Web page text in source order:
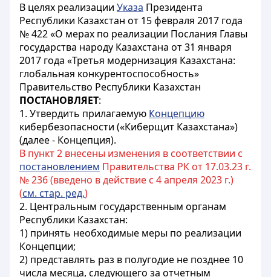
В целях реализации Указа Президента
Республики Казахстан от 15 февраля 2017 года
№ 422 «О мерах по реализации Послания Главы
государства народу Казахстана от 31 января
2017 года «Третья модернизация Казахстана:
глобальная конкурентоспособность»
Правительство Республики Казахстан
ПОСТАНОВЛЯЕТ:
1. Утвердить прилагаемую Концепцию
кибербезопасности («Киберщит Казахстана»)
(далее - Концепция).
В пункт 2 внесены изменения в соответствии с
постановлением Правительства РК от 17.03.23 г.
№ 236 (введено в действие с 4 апреля 2023 г.)
(см. стар. ред.)
2. Центральным государственным органам
Республики Казахстан:
1) принять необходимые меры по реализации
Концепции;
2) представлять раз в полугодие не позднее 10
числа месяца, следующего за отчетным